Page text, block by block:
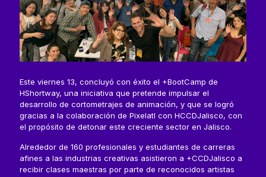
Este viernes 13, concluyó con éxito el +BootCamp de
HShortway, una iniciativa que pretende impulsar el
desarrollo de cortometrajes de animación, y que se logró
gracias a la colaboración de Pixelatl con HCCDJalisco, con
el propósito de detonar este creciente sector en Jalisco.
Alrededor de 160 profesionales y estudiantes de carreras
afines a las industrias creativas asistieron a +CCDJalisco a
recibir clases maestras por parte de reconocidos artistas